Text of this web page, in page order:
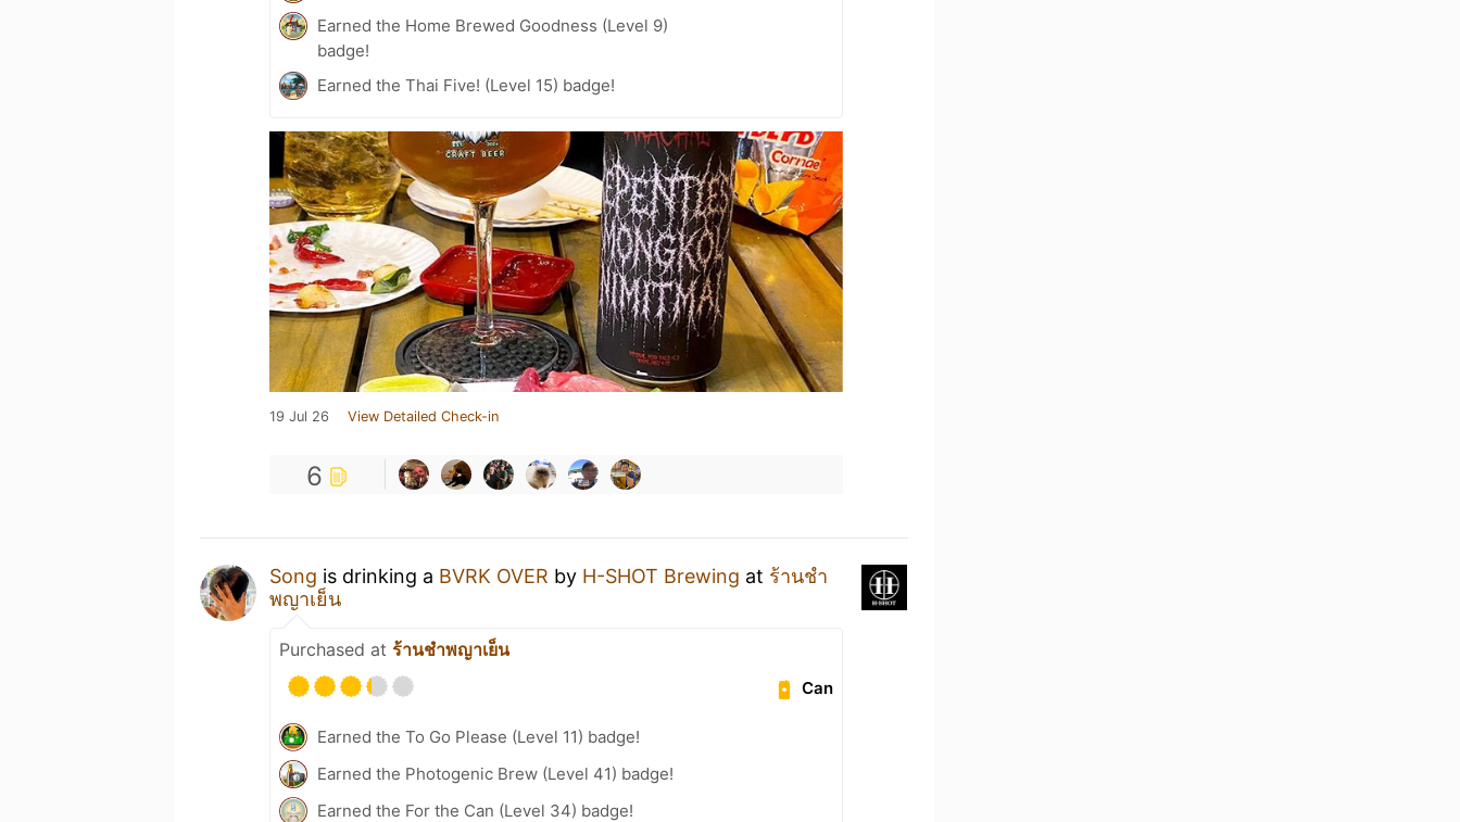
Earned the Home Brewed Goodness (Level 9)
badge!
Earned the Thai Five! (Level 15) badge!
19 Jul 26 View Detailed Check-in
6
Song is drinking a BVRK OVER by H-SHOT Brewing at ร้านชำ
พญาเย็น
Purchased at ร้านชำพญาเย็น
Can
Earned the To Go Please (Level 11) badge!
Earned the Photogenic Brew (Level 41) badge!
Earned the For the Can (Level 34) badge!